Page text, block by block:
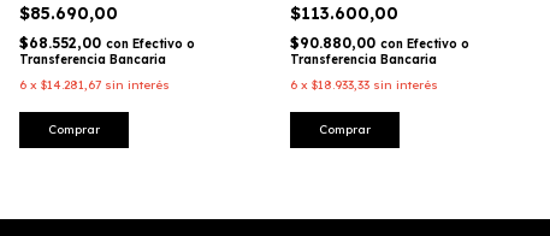
$85.690,00
$68.552,00 con Efectivo o
Transferencia Bancaria
6 x $14.281,67 sin interés
$113.600,00
$90.880,00 con Efectivo o
Transferencia Bancaria
6 x $18.933,33 sin interés